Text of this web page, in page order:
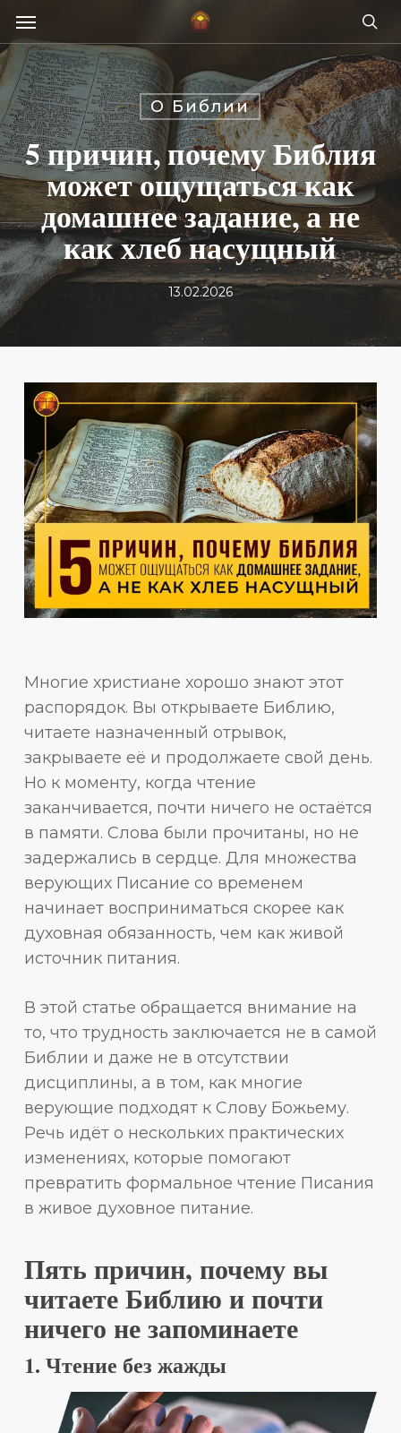
main
content
Menu
О Библии
5 причин, почему Библия
может ощущаться как
домашнее задание, а не
как хлеб насущный
13.02.2026
Многие христиане хорошо знают этот
распорядок. Вы открываете Библию,
читаете назначенный отрывок,
закрываете её и продолжаете свой день.
Но к моменту, когда чтение
заканчивается, почти ничего не остаётся
в памяти. Слова были прочитаны, но не
задержались в сердце. Для множества
верующих Писание со временем
начинает восприниматься скорее как
духовная обязанность, чем как живой
источник питания.
В этой статье обращается внимание на
то, что трудность заключается не в самой
Библии и даже не в отсутствии
дисциплины, а в том, как многие
верующие подходят к Слову Божьему.
Речь идёт о нескольких практических
изменениях, которые помогают
превратить формальное чтение Писания
в живое духовное питание.
Пять причин, почему вы
читаете Библию и почти
ничего не запоминаете
1. Чтение без жажды